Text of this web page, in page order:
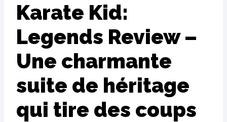
Karate Kid:
Legends Review –
Une charmante
suite de héritage
qui tire des coups